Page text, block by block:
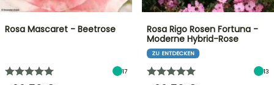
Rosa Mascaret - Beetrose
17
Rosa Rigo Rosen Fortuna -
Moderne Hybrid-Rose
ZU ENTDECKEN
13